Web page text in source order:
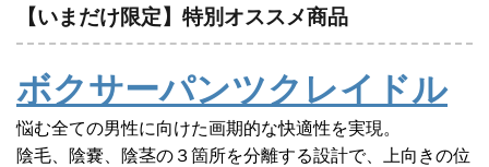
【いまだけ限定】特別オススメ商品
ボクサーパンツクレイドル
悩む全ての男性に向けた画期的な快適性を実現。
陰毛、陰嚢、陰茎の３箇所を分離する設計で、上向きの位